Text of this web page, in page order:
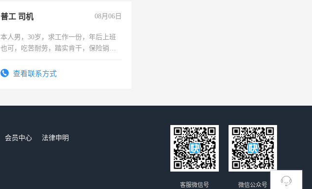
普工 司机 08月06日
本人男，30岁，求工作一份，年后上班
也可，吃苦耐劳，踏实肯干，保险销售
查看联系方式
会员中心
法律申明
微信公众号
客服微信号